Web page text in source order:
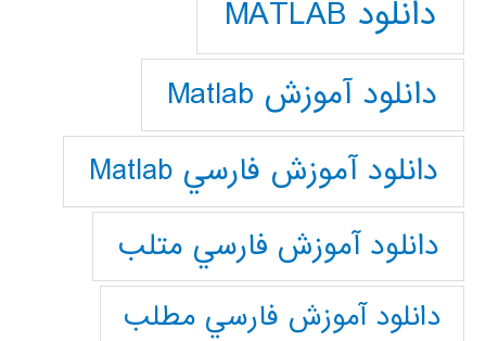
دانلود MATLAB
دانلود آموزش Matlab
دانلود آموزش فارسي Matlab
دانلود آموزش فارسي متلب
دانلود آموزش فارسي مطلب